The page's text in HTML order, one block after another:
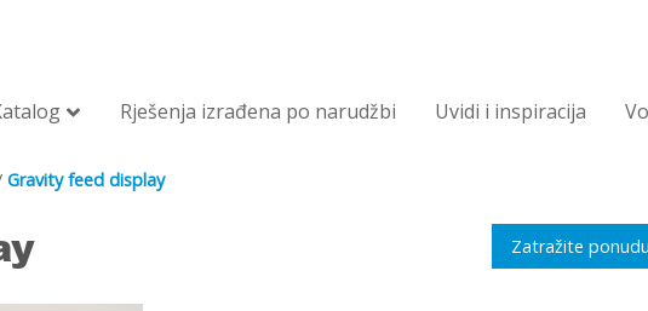
Rješenja izrađena po narudžbi Uvidi i inspiracija
Gravity feed display
Zatražite ponudu